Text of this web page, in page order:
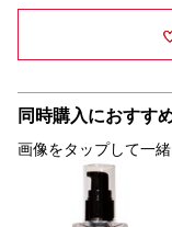
同時購入におすす
画像をタップして一